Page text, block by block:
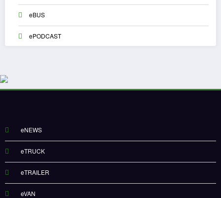
eBUS
ePODCAST
eNEWS
eTRUCK
eTRAILER
eVAN